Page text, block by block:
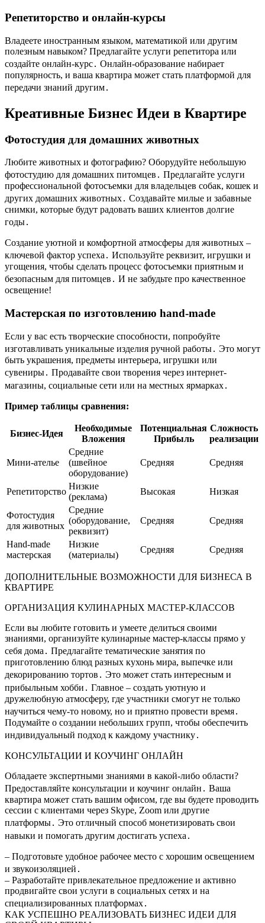
Репетиторство и онлайн-курсы
Владеете иностранным языком, математикой или другим
полезным навыком? Предлагайте услуги репетитора или
создайте онлайн-курс․ Онлайн-образование набирает
популярность, и ваша квартира может стать платформой для
передачи знаний другим․
Креативные Бизнес Идеи в Квартире
Фотостудия для домашних животных
Любите животных и фотографию? Оборудуйте небольшую
фотостудию для домашних питомцев․ Предлагайте услуги
профессиональной фотосъемки для владельцев собак, кошек и
других домашних животных․ Создавайте милые и забавные
снимки, которые будут радовать ваших клиентов долгие
годы․
Создание уютной и комфортной атмосферы для животных –
ключевой фактор успеха․ Используйте реквизит, игрушки и
угощения, чтобы сделать процесс фотосъемки приятным и
безопасным для питомцев․ И не забудьте про качественное
освещение!
Мастерская по изготовлению hand-made
Если у вас есть творческие способности, попробуйте
изготавливать уникальные изделия ручной работы․ Это могут
быть украшения, предметы интерьера, игрушки или
сувениры․ Продавайте свои творения через интернет-
магазины, социальные сети или на местных ярмарках․
Пример таблицы сравнения:
Бизнес-Идея
Необходимые
Вложения
Потенциальная
Прибыль
Сложность
реализации
Мини-ателье
Средние
(швейное
оборудование)
Средняя Средняя
Репетиторство
Низкие
(реклама)
Высокая Низкая
Фотостудия
для животных
Средние
(оборудование,
реквизит)
Средняя Средняя
Hand-made
мастерская
Низкие
(материалы)
Средняя Средняя
ДОПОЛНИТЕЛЬНЫЕ ВОЗМОЖНОСТИ ДЛЯ БИЗНЕСА В
КВАРТИРЕ
ОРГАНИЗАЦИЯ КУЛИНАРНЫХ МАСТЕР-КЛАССОВ
Если вы любите готовить и умеете делиться своими
знаниями, организуйте кулинарные мастер-классы прямо у
себя дома․ Предлагайте тематические занятия по
приготовлению блюд разных кухонь мира, выпечке или
декорированию тортов․ Это может стать интересным и
прибыльным хобби․ Главное – создать уютную и
дружелюбную атмосферу, где участники смогут не только
научиться чему-то новому, но и приятно провести время․
Подумайте о создании небольших групп, чтобы обеспечить
индивидуальный подход к каждому участнику․
КОНСУЛЬТАЦИИ И КОУЧИНГ ОНЛАЙН
Обладаете экспертными знаниями в какой-либо области?
Предоставляйте консультации и коучинг онлайн․ Ваша
квартира может стать вашим офисом, где вы будете проводить
сессии с клиентами через Skype, Zoom или другие
платформы․ Это отличный способ монетизировать свои
навыки и помогать другим достигать успеха․
– Подготовьте удобное рабочее место с хорошим освещением
и звукоизоляцией․
– Разработайте привлекательное предложение и активно
продвигайте свои услуги в социальных сетях и на
специализированных платформах․
КАК УСПЕШНО РЕАЛИЗОВАТЬ БИЗНЕС ИДЕИ ДЛЯ